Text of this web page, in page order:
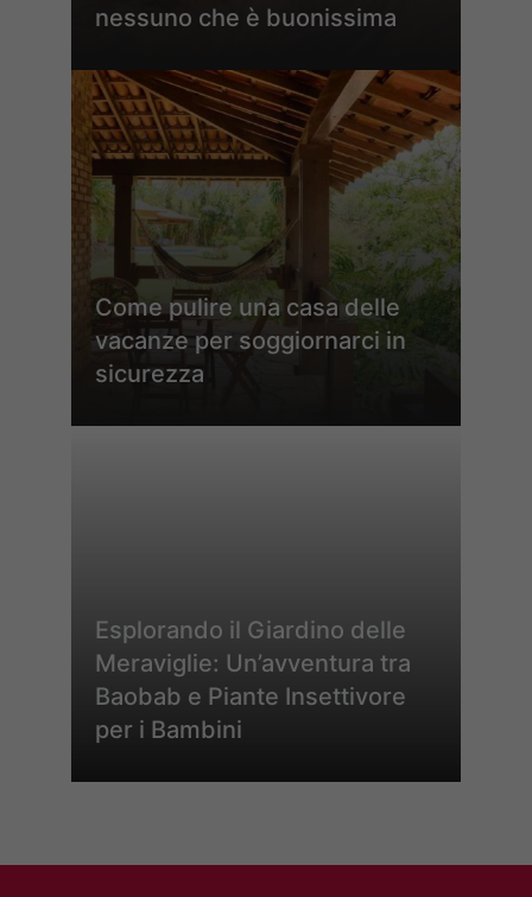
nessuno che è buonissima
Come pulire una casa delle
vacanze per soggiornarci in
sicurezza
Esplorando il Giardino delle
Meraviglie: Un’avventura tra
Baobab e Piante Insettivore
per i Bambini